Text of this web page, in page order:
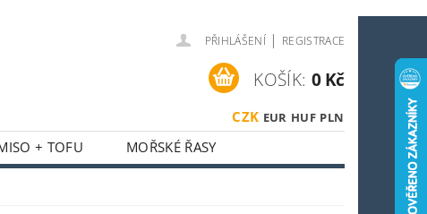
PŘIHLÁŠENÍ | REGISTRACE
CZK EUR HUF PLN
KOŠÍK: 0 Kč
+ TOFU
MOŘSKÉ ŘASY